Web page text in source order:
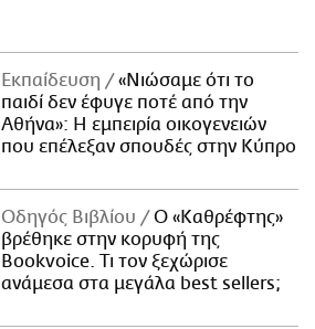
Εκπαίδευση
«Νιώσαμε ότι το
παιδί δεν έφυγε ποτέ από την
Αθήνα»: Η εμπειρία οικογενειών
που επέλεξαν σπουδές στην Κύπρο
Οδηγός Βιβλίου
Ο «Καθρέφτης»
βρέθηκε στην κορυφή της
Bookvoice. Τι τον ξεχώρισε
ανάμεσα στα μεγάλα best sellers;